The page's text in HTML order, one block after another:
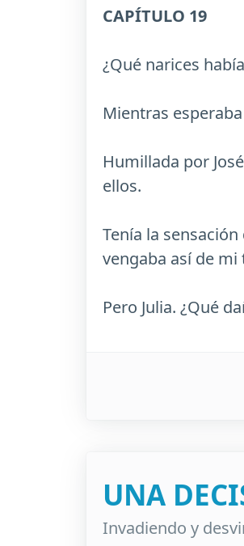
CAPÍTULO 19
¿Qué narices
Mientras
Humillada por
ellos.
Tenía la
vengaba así de mi
Pero Julia. ¿Qué
UNA
Invadiendo y